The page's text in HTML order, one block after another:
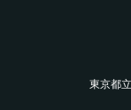
東京都